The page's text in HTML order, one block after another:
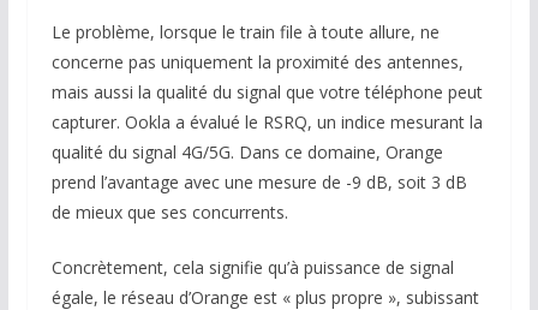
Le problème, lorsque le train file à toute allure, ne
concerne pas uniquement la proximité des antennes,
mais aussi la qualité du signal que votre téléphone peut
capturer. Ookla a évalué le RSRQ, un indice mesurant la
qualité du signal 4G/5G. Dans ce domaine, Orange
prend l’avantage avec une mesure de -9 dB, soit 3 dB
de mieux que ses concurrents.
Concrètement, cela signifie qu’à puissance de signal
égale, le réseau d’Orange est « plus propre », subissant